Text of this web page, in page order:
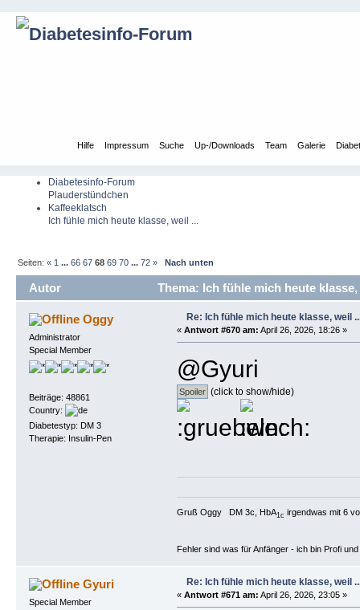
Hilfe Impressum Suche Up-/Downloads Team Galerie
Diabetesinfo-Forum
Plauderstündchen
Kaffeeklatsch
Ich fühle mich heute klasse, weil ...
Seiten:« 1 ...66 67 68 69 70 ...72 » Nach unten
Autor Thema: Ich fühle mich heute
Oggy
Administrator
Special Member
Beiträge: 48861
Country:
Diabetestyp: DM 3
Therapie: Insulin-Pen
Re: Ich fühle mich heute klasse, weil
« Antwort #670 am: April 26, 2026, 18:26 »
@Gyuri
(click to show/hide)
Gruß Oggy DM 3c, HbA1c irgendwas mit 6
Fehler sind was für Anfänger - ich bin Profi
Gyuri
Special Member
Re: Ich fühle mich heute klasse, weil
« Antwort #671 am: April 26, 2026, 23:05 »